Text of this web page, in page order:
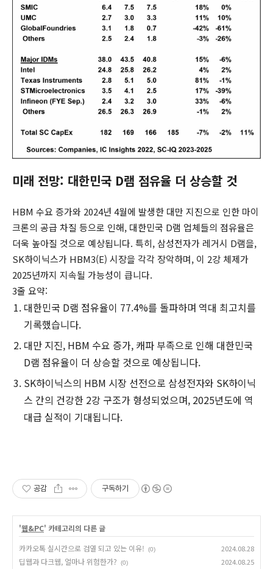
미래 전망: 대한민국 D램 점유율 더 상승할 것
HBM 수요 증가와 2024년 4월에 발생한 대만 지진으로 인한 마이
크론의 공급 차질 등으로 인해, 대한민국 D램 업체들의 점유율은
더욱 높아질 것으로 예상됩니다. 특히, 삼성전자가 레거시 D램을,
SK하이닉스가 HBM3(E) 시장을 각각 장악하며, 이 2강 체제가
2025년까지 지속될 가능성이 큽니다.
3줄 요약:
대한민국 D램 점유율이 77.4%를 돌파하며 역대 최고치를
기록했습니다.
대만 지진, HBM 수요 증가, 캐파 부족으로 인해 대한민국
D램 점유율이 더 상승할 것으로 예상됩니다.
SK하이닉스의 HBM 시장 선전으로 삼성전자와 SK하이닉
스 간의 건강한 2강 구조가 형성되었으며, 2025년도에 역
대급 실적이 기대됩니다.
공감 구독하기
'웹&PC' 카테고리의 다른 글
카카오톡 실시간으로 검열 되고 있는 이유!
(0) 2024.08.28
딥웹과 다크웹, 얼마나 위험한가? (0) 2024.08.25